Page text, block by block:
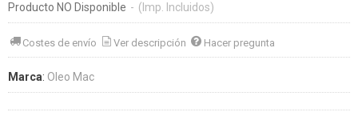
Producto NO Disponible - (Imp. Incluidos)
Costes de envío Ver descripción Hacer pregunta
Marca: Oleo Mac